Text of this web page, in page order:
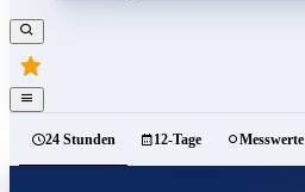
24 Stunden 12-Tage Messwerte